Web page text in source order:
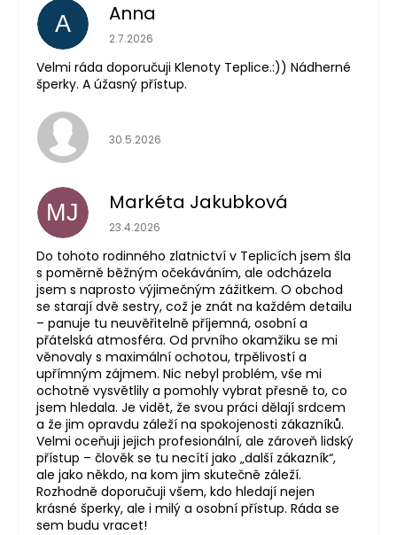
A Anna
Hodnocení obchodu je 5 z 5 hvězdiček.
2.7.2026
Velmi ráda doporučuji Klenoty Teplice.:)) Nádherné
šperky. A úžasný přístup.
Hodnocení obchodu je 5 z 5 hvězdiček.
30.5.2026
MJ Markéta Jakubková
Hodnocení obchodu je 5 z 5 hvězdiček.
23.4.2026
Do tohoto rodinného zlatnictví v Teplicích jsem šla
s poměrně běžným očekáváním, ale odcházela
jsem s naprosto výjimečným zážitkem. O obchod
se starají dvě sestry, což je znát na každém detailu
– panuje tu neuvěřitelně příjemná, osobní a
přátelská atmosféra. Od prvního okamžiku se mi
věnovaly s maximální ochotou, trpělivostí a
upřímným zájmem. Nic nebyl problém, vše mi
ochotně vysvětlily a pomohly vybrat přesně to, co
jsem hledala. Je vidět, že svou práci dělají srdcem
a že jim opravdu záleží na spokojenosti zákazníků.
Velmi oceňuji jejich profesionální, ale zároveň lidský
přístup – člověk se tu necítí jako „další zákazník“,
ale jako někdo, na kom jim skutečně záleží.
Rozhodně doporučuji všem, kdo hledají nejen
krásné šperky, ale i milý a osobní přístup. Ráda se
sem budu vracet!